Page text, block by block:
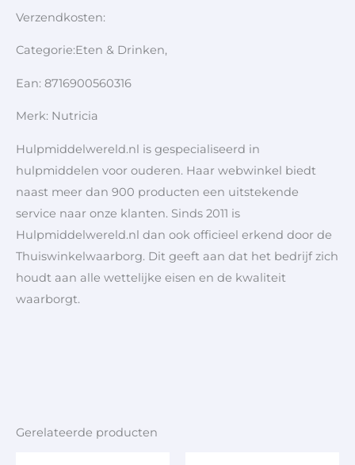
Verzendkosten:
Categorie:Eten & Drinken,
Ean: 8716900560316
Merk: Nutricia
Hulpmiddelwereld.nl is gespecialiseerd in
hulpmiddelen voor ouderen. Haar webwinkel biedt
naast meer dan 900 producten een uitstekende
service naar onze klanten. Sinds 2011 is
Hulpmiddelwereld.nl dan ook officieel erkend door de
Thuiswinkelwaarborg. Dit geeft aan dat het bedrijf zich
houdt aan alle wettelijke eisen en de kwaliteit
waarborgt.
Gerelateerde producten